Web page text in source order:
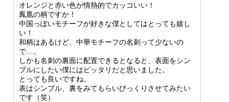
オレンジと赤い色が情熱的でカッコいい！
鳳凰の柄ですか！
中国っぽいモチーフが好きな僕としてはとっても嬉し
い！
和柄はあるけど、中華モチーフの名刺って少ないの
で…。
しかも名刺の裏面に配置できるとなると、表面をシン
プルにしたい僕にはピッタリだと思いました。
とっても良いですね。
表はシンプル、裏をみてもらいびっくりさせてみたい
です（笑）